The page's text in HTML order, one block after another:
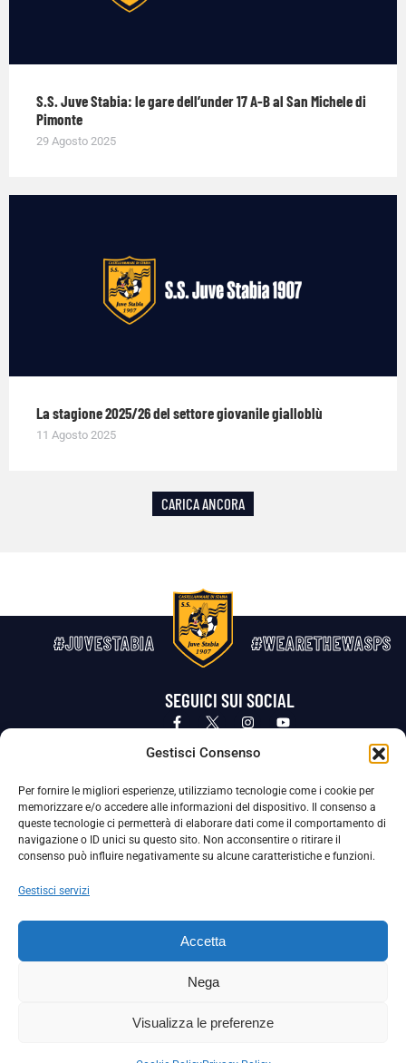
Gestisci Consenso
Per fornire le migliori esperienze, utilizziamo tecnologie come i cookie per
memorizzare e/o accedere alle informazioni del dispositivo. Il consenso a
queste tecnologie ci permetterà di elaborare dati come il comportamento di
navigazione o ID unici su questo sito. Non acconsentire o ritirare il
consenso può influire negativamente su alcune caratteristiche e funzioni.
Gestisci servizi
Accetta
Nega
Visualizza le preferenze
S.S. Juve Stabia: le gare dell’under 17 A-B al San Michele di
Pimonte
29 Agosto 2025
La stagione 2025/26 del settore giovanile gialloblù
11 Agosto 2025
CARICA ANCORA
#JUVESTABIA #WEARETHEWASPS
SEGUICI SUI SOCIAL
Privacy Policy Cookie Policy
La Società ha nominato il Responsabile della Protezione dei Dati Personali (DPO), figura specializzata che vigila sulle modalità
adottate dalla nostra Società per tutelare i Suoi dati personali.
Per contattare il DPO può scrivere a
La Società ha inoltre adottato un proprio Codice Etico, consultabile al seguente link:
Scarica il Codice Etico